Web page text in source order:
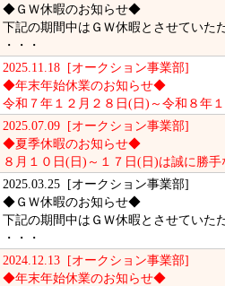
◆ＧＷ休暇のお知らせ◆
下記の期間中はＧＷ休暇とさせていた
・・・
2025.11.18 [オークション事業部]
◆年末年始休業のお知らせ◆
令和７年１２月２８日(日)～令和８年
2025.07.09 [オークション事業部]
◆夏季休暇のお知らせ◆
８月１０日(日)～１７日(日)は誠に勝手
2025.03.25 [オークション事業部]
◆ＧＷ休暇のお知らせ◆
下記の期間中はＧＷ休暇とさせていた
・・・
2024.12.13 [オークション事業部]
◆年末年始休業のお知らせ◆